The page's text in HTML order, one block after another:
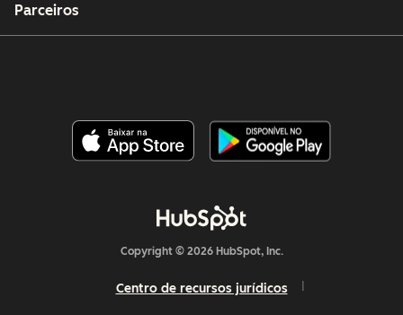
Parceiros
Copyright © 2026 HubSpot, Inc.
Centro de recursos jurídicos